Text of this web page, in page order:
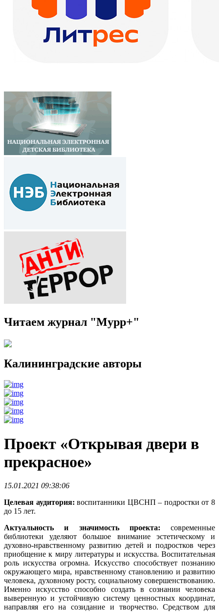
Читаем журнал "Мурр+"
Калининградские авторы
Проект «Открывая двери в
прекрасное»
15.01.2021 09:38:06
Целевая аудитория: воспитанники ЦВСНП – подростки от 8
до 15 лет.
Актуальность и значимость проекта: современные
библиотеки уделяют большое внимание эстетическому и
духовно-нравственному развитию детей и подростков через
приобщение к миру литературы и искусства. Воспитательная
роль искусства огромна. Искусство способствует познанию
окружающего мира, нравственному становлению и развитию
человека, духовному росту, социальному совершенствованию.
Именно искусство способно создать в сознании человека
выверенную и устойчивую систему ценностных координат,
направляя его на созидание и творчество. Средством для